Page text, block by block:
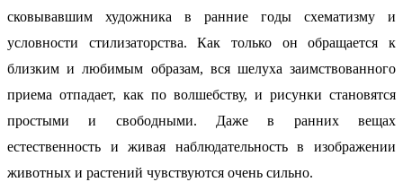
сковывавшим художника в ранние годы схематизму и
условности стилизаторства. Как только он обращается к
близким и любимым образам, вся шелуха заимствованного
приема отпадает, как по волшебству, и рисунки становятся
простыми и свободными. Даже в ранних вещах
естественность и живая наблюдательность в изображении
животных и растений чувствуются очень сильно.